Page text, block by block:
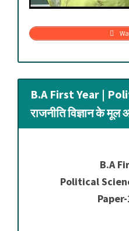
B.A First Year |
राजनीति विज्ञान के
B.A
Political